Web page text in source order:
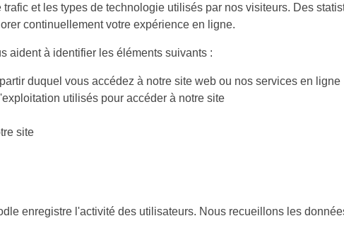
et les types de technologie utilisés par nos visiteurs. Des
continuellement votre expérience en ligne.
aident à identifier les éléments suivants :
duquel vous accédez à notre site web ou nos services en ligne
utilisés pour accéder à notre site
site
enregistre l'activité des utilisateurs. Nous recueillons les